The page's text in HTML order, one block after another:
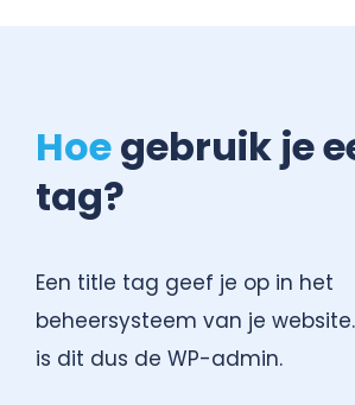
Hoegebruik je
tag?
Een title tag geef je op in het
beheersysteem van je
is dit dus de WP-admin.